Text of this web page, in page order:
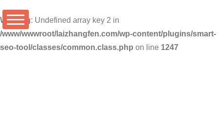
Warning: Undefined array key 2 in
/www/wwwroot/laizhangfen.com/wp-content/plugins/smart-
seo-tool/classes/common.class.php on line 1247